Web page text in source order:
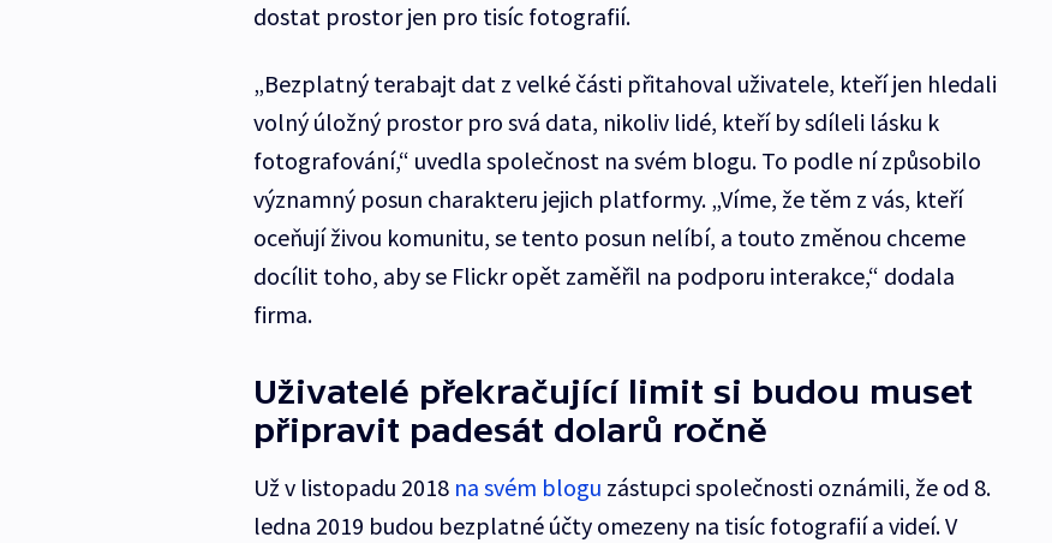
dostat prostor jen pro tisíc fotografií.
„Bezplatný terabajt dat z velké části přitahoval uživatele, kteří jen hledali
volný úložný prostor pro svá data, nikoliv lidé, kteří by sdíleli lásku k
fotografování,“ uvedla společnost na svém blogu. To podle ní způsobilo
významný posun charakteru jejich platformy. „Víme, že těm z vás, kteří
oceňují živou komunitu, se tento posun nelíbí, a touto změnou chceme
docílit toho, aby se Flickr opět zaměřil na podporu interakce,“ dodala
firma.
Uživatelé překračující limit si budou muset
připravit padesát dolarů ročně
Už v listopadu 2018 na svém blogu zástupci společnosti oznámili, že od 8.
ledna 2019 budou bezplatné účty omezeny na tisíc fotografií a videí. V